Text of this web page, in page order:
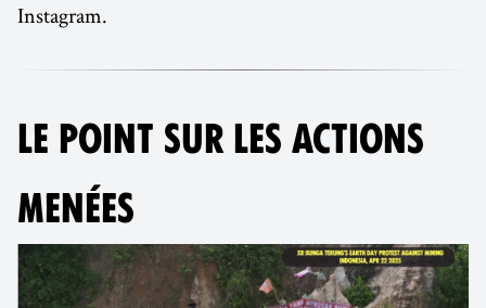
Instagram.
LE POINT SUR LES ACTIONS
MENÉES